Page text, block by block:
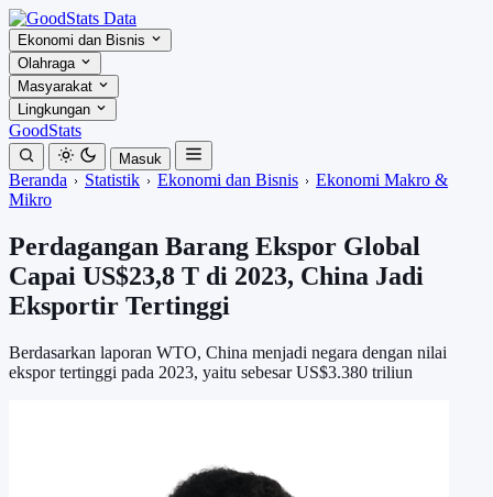
Ekonomi dan Bisnis
Olahraga
Masyarakat
Lingkungan
GoodStats
Masuk
Beranda Statistik Ekonomi dan Bisnis
Ekonomi Makro &
Mikro
Perdagangan Barang Ekspor Global
Capai US$23,8 T di 2023, China Jadi
Eksportir Tertinggi
Berdasarkan laporan WTO, China menjadi negara dengan nilai
ekspor tertinggi pada 2023, yaitu sebesar US$3.380 triliun